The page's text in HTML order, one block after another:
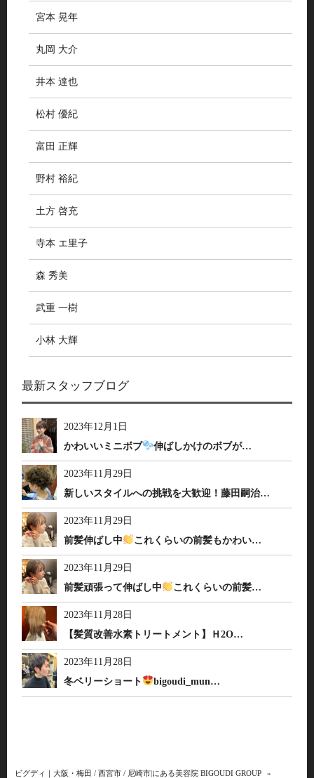
宮本 晃年
丸岡 大介
井本 達也
松村 優紀
富田 正輝
野村 裕紀
土方 啓充
寺本 エ里子
森 秀美
武重 一樹
小林 大輝
最新スタッフブログ
2023年12月1日
かわいいミニボブ
伸ばしかけのボブが…
2023年11月29日
新しいスタイルへの挑戦を大歓迎！藤田嗣治…
2023年11月29日
前髪伸ばし中
これくらいの前髪もかわい…
2023年11月29日
前髪頑張って伸ばし中
これくらいの前髪…
2023年11月28日
【髪質改善水素トリートメント】Ｈ2O…
2023年11月28日
冬ベリーショート
bigoudi_mun…
ビグディ｜大阪・梅田 / 西宮市 / 尼崎市|にある美容院 BIGOUDI GROUP »